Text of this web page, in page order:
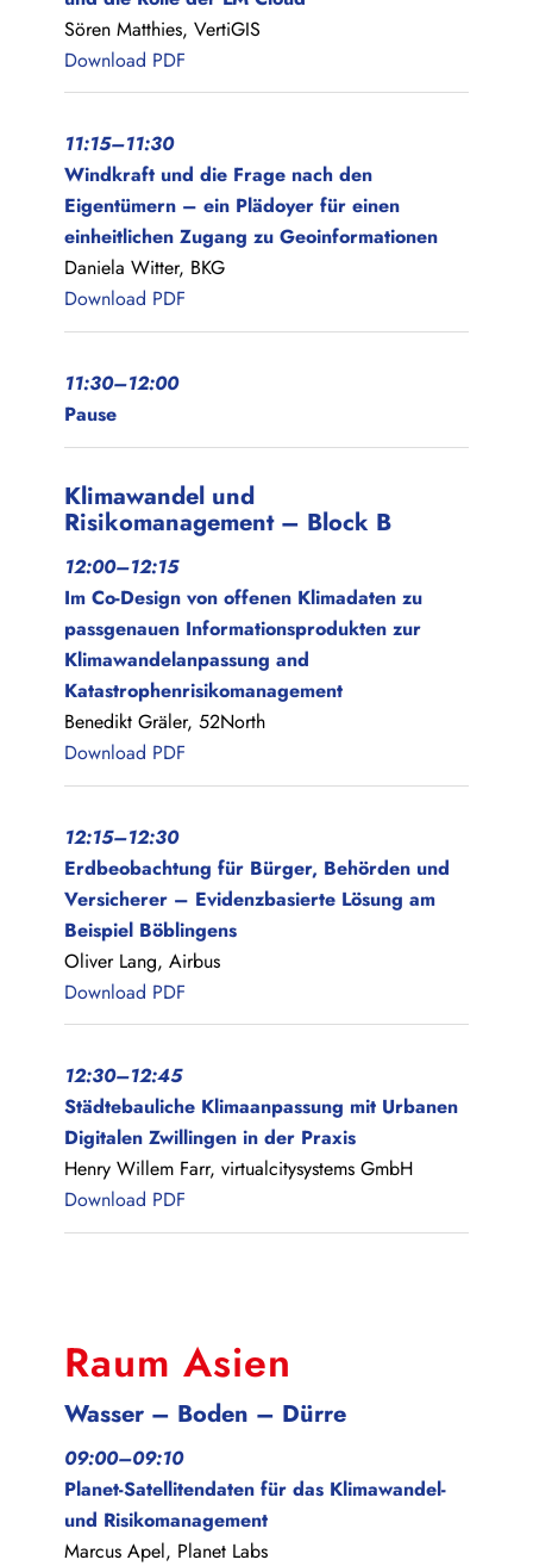
Sören Matthies, VertiGIS
Download PDF
11:15–11:30
Windkraft und die Frage nach den
Eigentümern – ein Plädoyer für einen
einheitlichen Zugang zu Geoinformationen
Daniela Witter, BKG
Download PDF
11:30–12:00
Pause
Klimawandel und
Risikomanagement – Block B
12:00–12:15
Im Co-Design von offenen Klimadaten zu
passgenauen Informationsprodukten zur
Klimawandelanpassung and
Katastrophenrisikomanagement
Benedikt Gräler, 52North
Download PDF
12:15–12:30
Erdbeobachtung für Bürger, Behörden und
Versicherer – Evidenzbasierte Lösung am
Beispiel Böblingens
Oliver Lang, Airbus
Download PDF
12:30–12:45
Städtebauliche Klimaanpassung mit Urbanen
Digitalen Zwillingen in der Praxis
Henry Willem Farr, virtualcitysystems GmbH
Download PDF
Raum Asien
Wasser – Boden – Dürre
09:00–09:10
Planet-Satellitendaten für das Klimawandel-
und Risikomanagement
Marcus Apel, Planet Labs